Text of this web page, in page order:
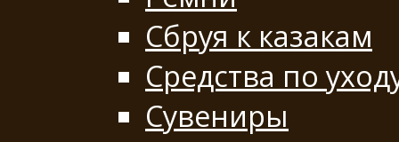
Сбруя к казакам
Средства по
Сувениры